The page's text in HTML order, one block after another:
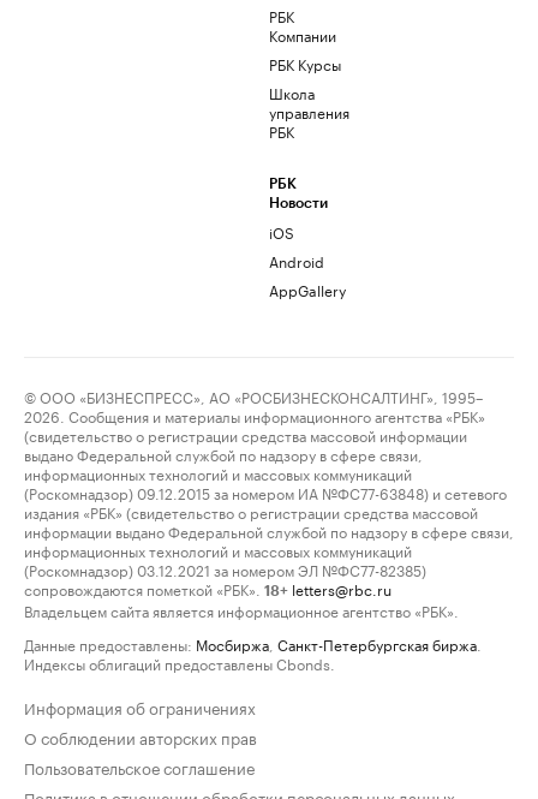
РБК
Компании
РБК Курсы
Школа
управления
РБК
РБК
Новости
iOS
Android
AppGallery
© ООО «БИЗНЕСПРЕСС», АО «РОСБИЗНЕСКОНСАЛТИНГ», 1995–
2026. Сообщения и материалы информационного агентства «РБК»
(свидетельство о регистрации средства массовой информации
выдано Федеральной службой по надзору в сфере связи,
информационных технологий и массовых коммуникаций
(Роскомнадзор) 09.12.2015 за номером ИА №ФС77-63848) и сетевого
издания «РБК» (свидетельство о регистрации средства массовой
информации выдано Федеральной службой по надзору в сфере связи,
информационных технологий и массовых коммуникаций
(Роскомнадзор) 03.12.2021 за номером ЭЛ №ФС77-82385)
сопровождаются пометкой «РБК».
18+ letters@rbc.ru
Владельцем сайта является информационное агентство «РБК».
Данные предоставлены: Мосбиржа Санкт-Петербургская биржа
Индексы облигаций предоставлены Cbonds.
Информация об ограничениях
О соблюдении авторских прав
Пользовательское соглашение